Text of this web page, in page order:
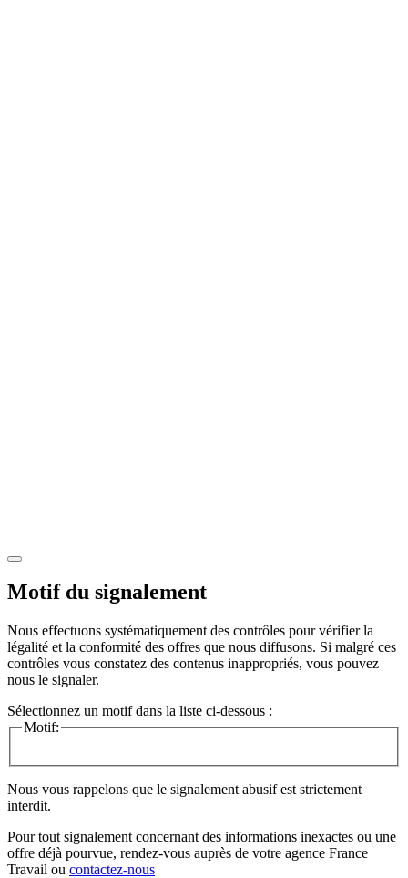
Motif du signalement
Nous effectuons systématiquement des contrôles pour vérifier la
légalité et la conformité des offres que nous diffusons. Si malgré ces
contrôles vous constatez des contenus inappropriés, vous pouvez
nous le signaler.
Sélectionnez un motif dans la liste ci-dessous :
Motif:
Nous vous rappelons que le signalement abusif est strictement
interdit.
Pour tout signalement concernant des informations inexactes ou une
offre déjà pourvue, rendez-vous auprès de votre agence France
Travail ou contactez-nous